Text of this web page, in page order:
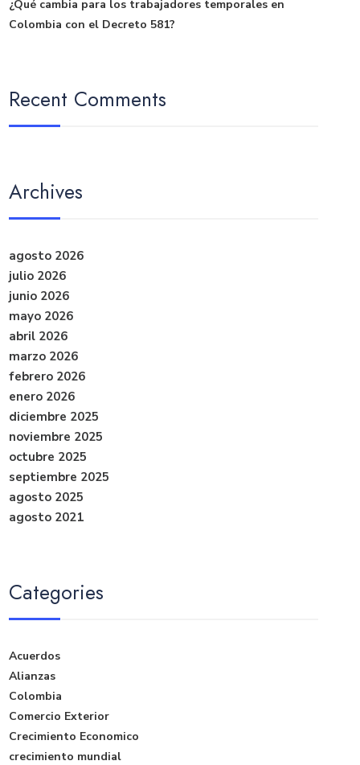
¿Qué cambia para los trabajadores temporales en
Colombia con el Decreto 581?
Recent Comments
Archives
agosto 2026
julio 2026
junio 2026
mayo 2026
abril 2026
marzo 2026
febrero 2026
enero 2026
diciembre 2025
noviembre 2025
octubre 2025
septiembre 2025
agosto 2025
agosto 2021
Categories
Acuerdos
Alianzas
Colombia
Comercio Exterior
Crecimiento Economico
crecimiento mundial